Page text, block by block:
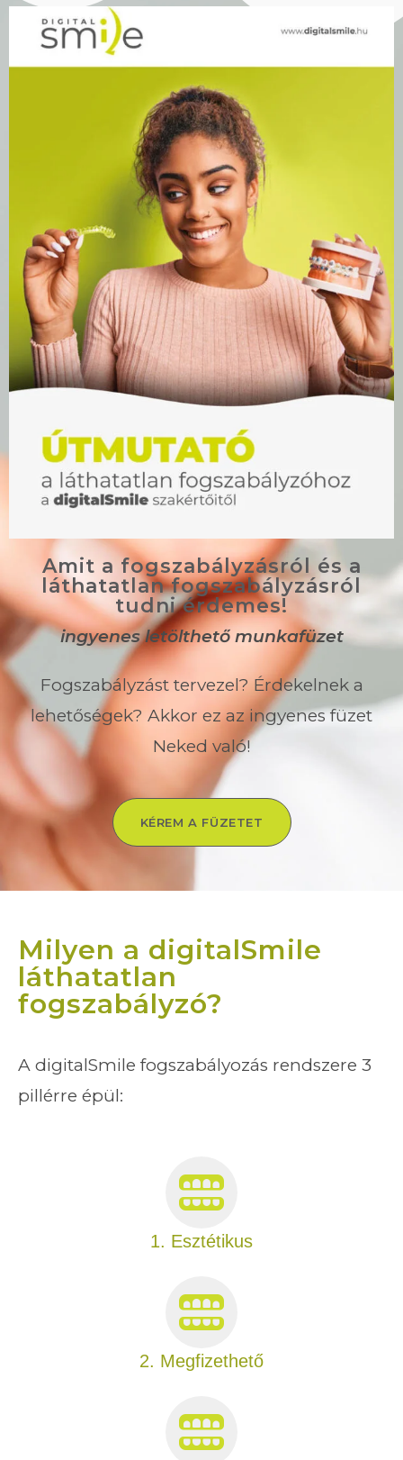
Amit a fogszabályzásról és a
láthatatlan fogszabályzásról
tudni érdemes!
ingyenes letölthető munkafüzet
Fogszabályzást tervezel? Érdekelnek a
lehetőségek? Akkor ez az ingyenes füzet
Neked való!
KÉREM A FÜZETET
Milyen a digitalSmile
láthatatlan
fogszabályzó?
A digitalSmile fogszabályozás rendszere 3
pillérre épül:
1. Esztétikus
2. Megfizethető